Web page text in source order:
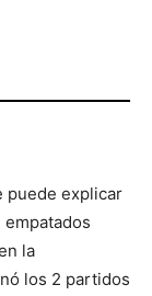
puede explicar
la
los 2 partidos